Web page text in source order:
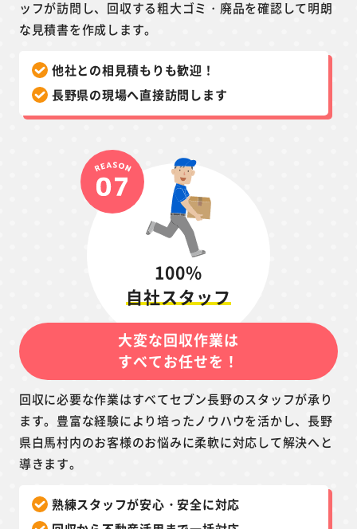
ッフが訪問し、回収する粗大ゴミ・廃品を確認して明朗
な見積書を作成します。
他社との相見積もりも歓迎！
長野県の現場へ直接訪問します
100%
自社スタッフ
大変な回収作業は
すべてお任せを！
回収に必要な作業はすべてセブン長野のスタッフが承り
ます。豊富な経験により培ったノウハウを活かし、長野
県白馬村内のお客様のお悩みに柔軟に対応して解決へと
導きます。
熟練スタッフが安心・安全に対応